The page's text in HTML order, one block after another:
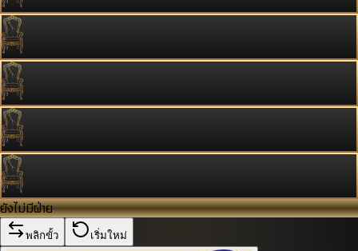
ยังไม่มีฝ่าย
พลิกขั้ว เริ่มใหม่